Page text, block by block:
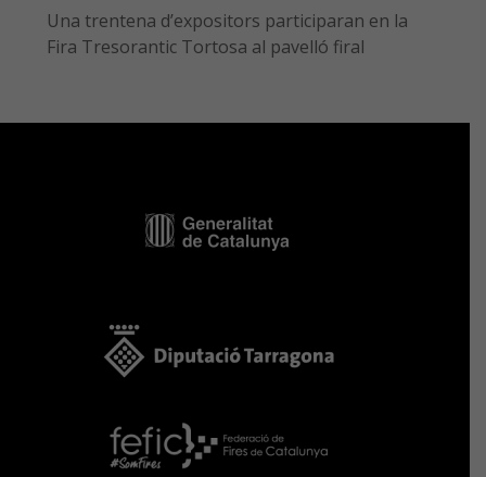
Una trentena d’expositors participaran en la
Fira Tresorantic Tortosa al pavelló firal